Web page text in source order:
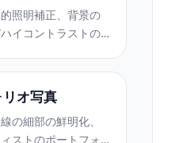
照明補正、背景の
イコントラストの
強化します。
オ写真
の細部の鮮明化、
ストのポートフォ